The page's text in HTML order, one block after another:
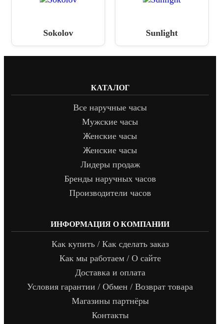
Sokolov Sunlight
КАТАЛОГ
Все наручные часы
Мужские часы
Женские часы
Женские часы
Лидеры продаж
Бренды наручных часов
Производители часов
ИНФОРМАЦИЯ О КОМПАНИИ
Как купить / Как сделать заказ
Как мы работаем / О сайте
Доставка и оплата
Условия гарантии / Обмен / Возврат товара
Магазины партнёры
Контакты